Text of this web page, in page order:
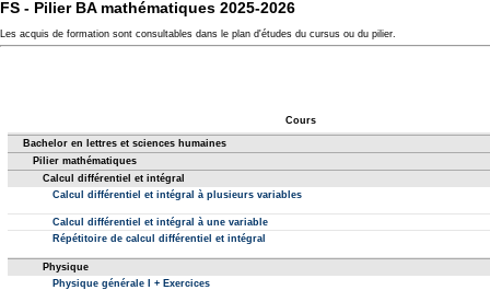
FS - Pilier BA mathématiques 2025-2026
Les acquis de formation sont consultables dans le plan d'études du cursus ou du pilier.
Cours
Bachelor en lettres et sciences humaines
Pilier mathématiques
Calcul différentiel et intégral
Calcul différentiel et intégral à plusieurs variables
Calcul différentiel et intégral à une variable
Répétitoire de calcul différentiel et intégral
Physique
Physique générale I + Exercices